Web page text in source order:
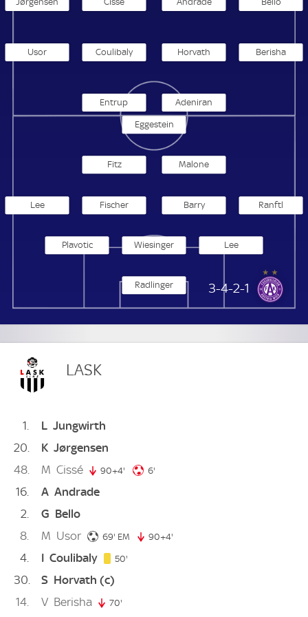
Usor Coulibaly Horvath Berisha
Entrup Adeniran
Austria Wien
3-4-2-1
Radlinger
Lee
Wiesinger
Plavotic
Ranftl
Barry
Fischer
Lee
Malone
Fitz
Eggestein
LASK
1 L Jungwirth
20
K Jørgensen
48
M Cissé 90+4' 94. minute
6'
16 A Andrade
2
G Bello
8
M Usor 69' 69. minute
EM 90+4'
4 I Coulibaly 50'
30 S Horvath (c)
14
V Berisha 70'